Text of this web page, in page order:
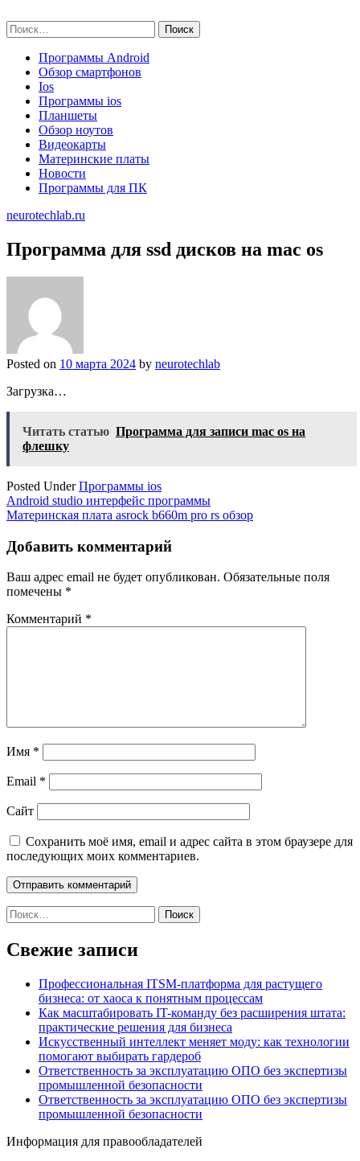
to
content
Найти:
Программы Android
Обзор смартфонов
Ios
Программы ios
Планшеты
Обзор ноутов
Видеокарты
Материнские платы
Новости
Программы для ПК
neurotechlab.ru
Программа для ssd дисков на mac os
Posted on 10 марта 2024 by neurotechlab
Загрузка…
Читать статью Программа для записи mac os на
флешку
Posted UnderПрограммы ios
Навигация
по
записям
Android studio интерфейс программы
Материнская плата asrock b660m pro rs обзор
Добавить комментарий
Ваш адрес email не будет опубликован. Обязательные поля
помечены *
Комментарий *
Имя *
Email *
Сайт
Сохранить моё имя, email и адрес сайта в этом браузере для
последующих моих комментариев.
Найти:
Свежие записи
Профессиональная ITSM-платформа для растущего
бизнеса: от хаоса к понятным процессам
Как масштабировать IT-команду без расширения штата:
практические решения для бизнеса
Искусственный интеллект меняет моду: как технологии
помогают выбирать гардероб
Ответственность за эксплуатацию ОПО без экспертизы
промышленной безопасности
Ответственность за эксплуатацию ОПО без экспертизы
промышленной безопасности
Информация для правообладателей